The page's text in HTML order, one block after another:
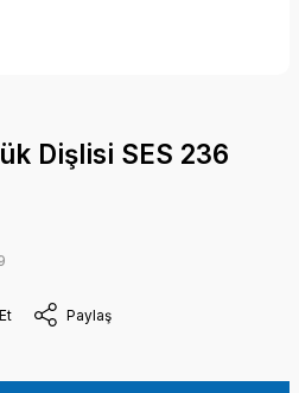
Dişlisi SES 236
Paylaş